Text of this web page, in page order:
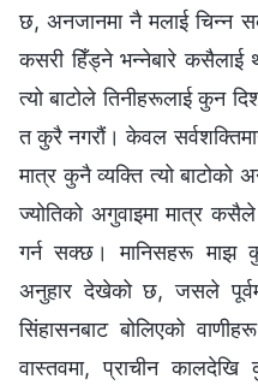
छ, अनजानमा नै मलाई चिन्न
कसरी हिँड्ने भन्‍नेबारे
त्यो बाटोले तिनीहरूलाई कुन
त कुरै नगरौं। केवल
मात्र कुनै व्यक्ति त्यो बाटोको
ज्योतिको अगुवाइमा मात्र कसैले
गर्न सक्छ। मानिसहरू माझ
अनुहार देखेको छ, जसले
सिंहासनबाट बोलिएको
वास्तवमा, प्राचीन कालदेखि